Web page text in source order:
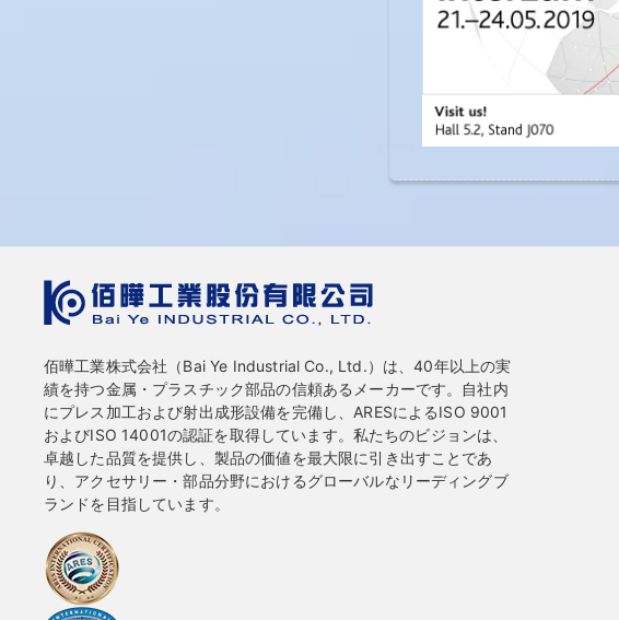
佰曄工業株式会社（Bai Ye Industrial Co., Ltd.）は、40年以上の実
績を持つ金属・プラスチック部品の信頼あるメーカーです。自社内
にプレス加工および射出成形設備を完備し、ARESによるISO 9001
およびISO 14001の認証を取得しています。私たちのビジョンは、
卓越した品質を提供し、製品の価値を最大限に引き出すことであ
り、アクセサリー・部品分野におけるグローバルなリーディングブ
ランドを目指しています。